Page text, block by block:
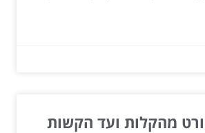
מהקלות ועד הקשות